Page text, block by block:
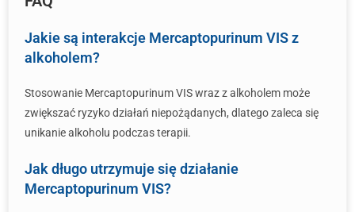
Jakie są interakcje Mercaptopurinum VIS z
alkoholem?
Stosowanie Mercaptopurinum VIS wraz z alkoholem może
zwiększać ryzyko działań niepożądanych, dlatego zaleca się
unikanie alkoholu podczas terapii.
Jak długo utrzymuje się działanie
Mercaptopurinum VIS?